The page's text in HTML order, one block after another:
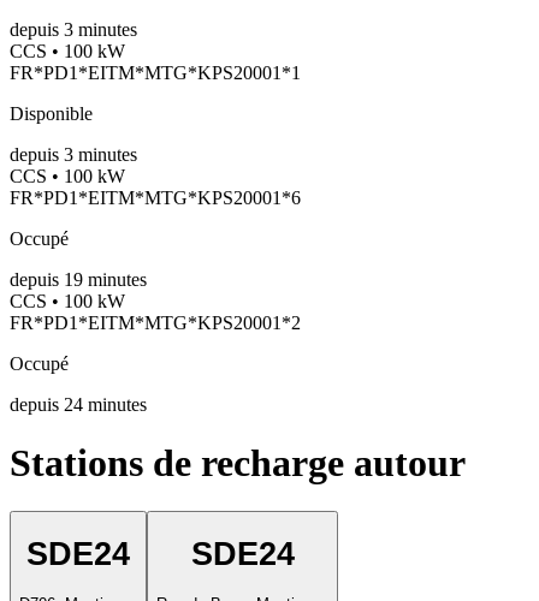
depuis 3 minutes
CCS • 100 kW
FR*PD1*EITM*MTG*KPS20001*1
Disponible
depuis 3 minutes
CCS • 100 kW
FR*PD1*EITM*MTG*KPS20001*6
Occupé
depuis 19 minutes
CCS • 100 kW
FR*PD1*EITM*MTG*KPS20001*2
Occupé
depuis 24 minutes
Stations de recharge autour
SDE24 SDE24